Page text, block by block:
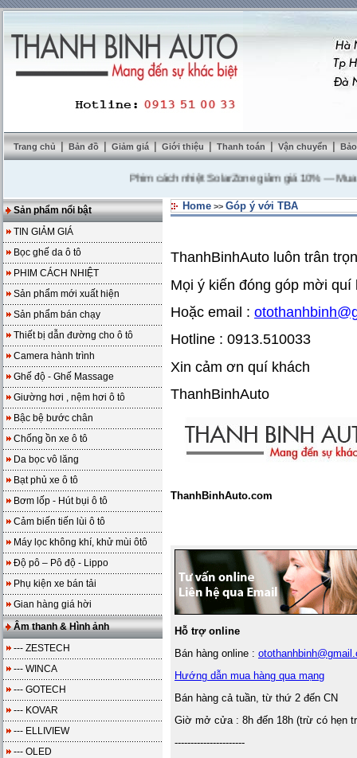
Trang chủ | Bản đồ | Giảm giá | Giới thiệu | Thanh toán | Vận chuyển |
Phim cách nhiệt SolarZone giảm giá 10%---Mua
Sản phẩm nổi bật
TIN GIẢM GIÁ
Bọc ghế da ô tô
PHIM CÁCH NHIỆT
Sản phẩm mới xuất hiện
Sản phẩm bán chạy
Thiết bị dẫn đường cho ô tô
Camera hành trình
Ghế độ - Ghế Massage
Giường hơi , nệm hơi ô tô
Bậc bệ bước chân
Chống ồn xe ô tô
Da bọc vô lăng
Bạt phủ xe ô tô
Bơm lốp - Hút bụi ô tô
Cảm biến tiến lùi ô tô
Máy lọc không khí, khử mùi ôtô
Độ pô – Pô độ - Lippo
Phụ kiện xe bán tải
Gian hàng giá hời
Âm thanh & Hình ảnh
--- ZESTECH
--- WINCA
--- GOTECH
--- KOVAR
--- ELLIVIEW
--- OLED
Home >> Góp ý với TBA
ThanhBinhAuto luôn trân
Mọi ý kiến đóng góp mời
Hoặc email :
Hotline : 0913.510033
Xin cảm ơn quí khách
ThanhBinhAuto
ThanhBinhAuto.com
Hỗ trợ online
Bán hàng online :
Hướng dẫn mua hàng qua mạng
Bán hàng cả tuần, từ thứ 2 đến CN
Giờ mở cửa : 8h đến 18h (trừ có hẹn
----------------------